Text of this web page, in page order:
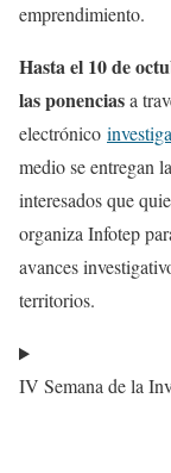
emprendimiento.
Hasta el 10 de
las ponenciasa
electrónico
medio se entregan
interesados que
organiza Infotep
avances
territorios.
IV Semana de la